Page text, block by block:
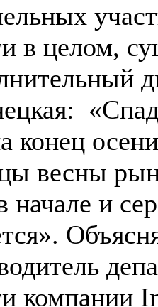
в целом,
«Спад
конец
весны
начале и
компании